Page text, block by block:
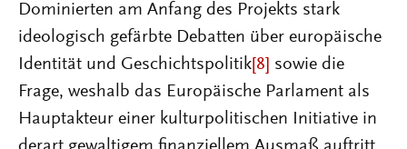
Dominierten am Anfang des Projekts stark
ideologisch gefärbte Debatten über europäische
Identität und Geschichtspolitik [8] sowie die
Frage, weshalb das Europäische Parlament als
Hauptakteur einer kulturpolitischen Initiative in